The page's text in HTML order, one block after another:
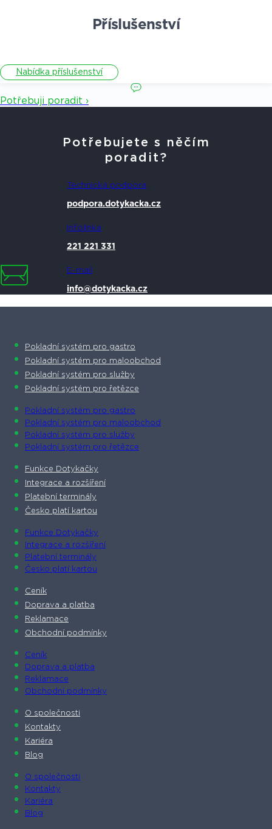
Příslušenství
Nabídka příslušenství
Potřebuji poradit ›
Potřebujete s něčím
poradit?
Technická podpora
podpora.dotykacka.cz
Infolinka
221 221 331
E-mail
info@dotykacka.cz
Pokladní systém pro gastro
Pokladní systém pro maloobchod
Pokladní systém pro služby
Pokladní systém pro řetězce
Pokladní systém pro gastro
Pokladní systém pro maloobchod
Pokladní systém pro služby
Pokladní systém pro řetězce
Funkce Dotykačky
Integrace a rozšíření
Platební terminály
Česko platí kartou
Funkce Dotykačky
Integrace a rozšíření
Platební terminály
Česko platí kartou
Ceník
Doprava a platba
Reklamace
Obchodní podmínky
Ceník
Doprava a platba
Reklamace
Obchodní podmínky
O společnosti​
Kontakty
Kariéra
Blog
O společnosti​
Kontakty
Kariéra
Blog